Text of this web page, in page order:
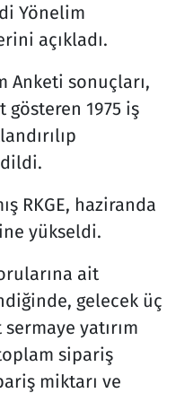
Yönelim
açıkladı.
Anketi sonuçları,
1975 iş
RKGE, haziranda
yükseldi.
ait
gelecek üç
yatırım
sipariş
miktarı ve